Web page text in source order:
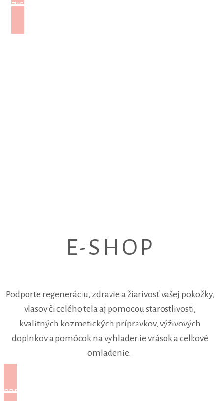
ZISTIŤ VIAC
E-SHOP
Podporte regeneráciu, zdravie a žiarivosť vašej pokožky,
vlasov či celého tela aj pomocou starostlivosti,
kvalitných kozmetických prípravkov, výživových
doplnkov a pomôcok na vyhladenie vrások a celkové
omladenie.
PREJSŤ DO E-SHOPU